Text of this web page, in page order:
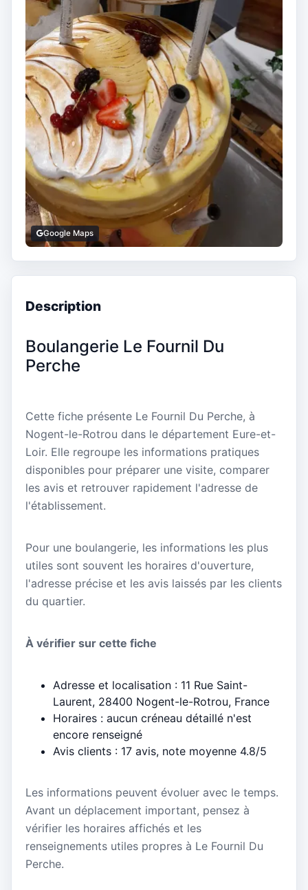
Google Maps
Description
Boulangerie Le Fournil Du
Perche
Cette fiche présente Le Fournil Du Perche, à
Nogent-le-Rotrou dans le département Eure-et-
Loir. Elle regroupe les informations pratiques
disponibles pour préparer une visite, comparer
les avis et retrouver rapidement l'adresse de
l'établissement.
Pour une boulangerie, les informations les plus
utiles sont souvent les horaires d'ouverture,
l'adresse précise et les avis laissés par les clients
du quartier.
À vérifier sur cette fiche
Adresse et localisation : 11 Rue Saint-
Laurent, 28400 Nogent-le-Rotrou, France
Horaires : aucun créneau détaillé n'est
encore renseigné
Avis clients : 17 avis, note moyenne 4.8/5
Les informations peuvent évoluer avec le temps.
Avant un déplacement important, pensez à
vérifier les horaires affichés et les
renseignements utiles propres à Le Fournil Du
Perche.